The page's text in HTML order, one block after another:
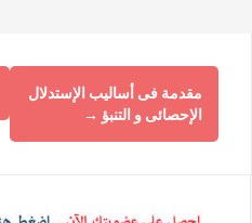
مقدمة فى أساليب الإستدلال
الإحصائى و التنبؤ →